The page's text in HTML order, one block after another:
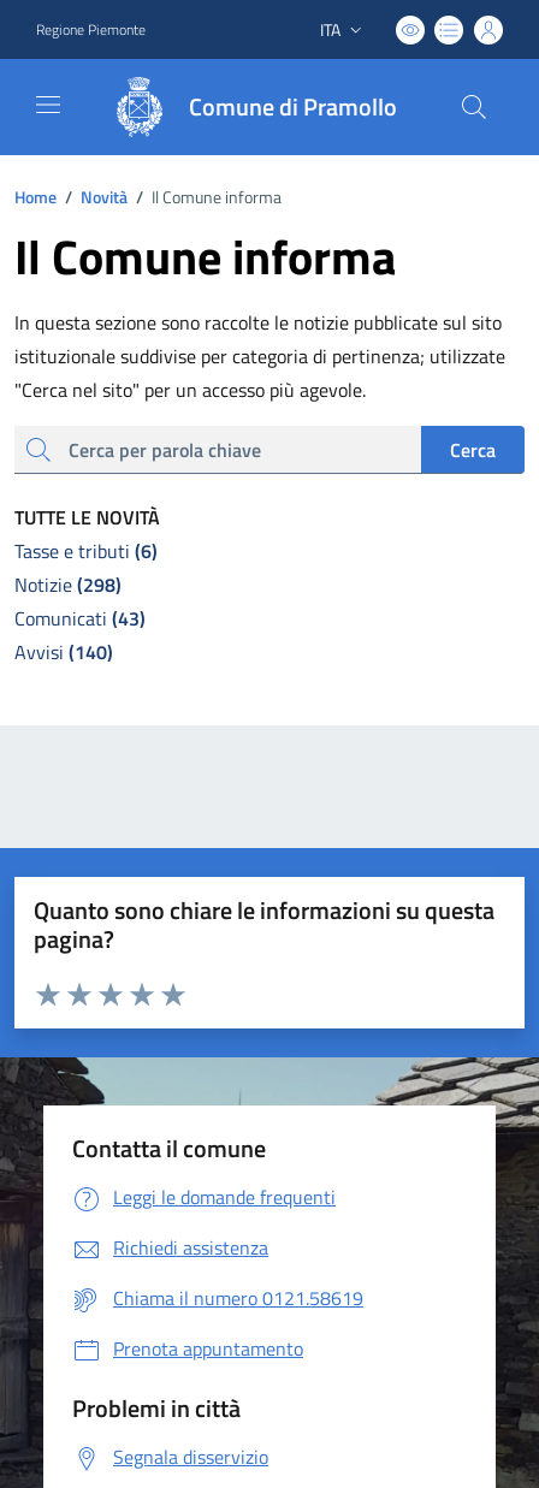
Regione Piemonte Lingua attiva:
ITA
Comune di Pramollo
Home / Novità / Il Comune informa
Il Comune informa
In questa sezione sono raccolte le notizie pubblicate sul sito
istituzionale suddivise per categoria di pertinenza; utilizzate
"Cerca nel sito" per un accesso più agevole.
cerca
Cerca
TUTTE LE NOVITÀ
Tasse e tributi (6)
Notizie(298)
Comunicati (43)
Avvisi (140)
Quanto sono chiare le informazioni su questa
pagina?
Valuta da 1 a 5 stelle la pagina
Valuta 5 stelle su 5
Valuta 4 stelle su 5
Valuta 3 stelle su 5
Valuta 2 stelle su 5
Valuta 1 stelle su 5
Contatta il comune
Leggi le domande frequenti
Richiedi assistenza
Chiama il numero 0121.58619
Prenota appuntamento
Problemi in città
Segnala disservizio